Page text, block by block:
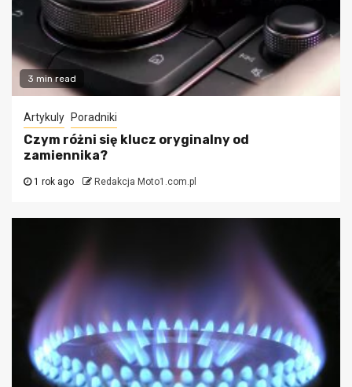
3 min read
Artykuly Poradniki
Czym różni się klucz oryginalny od
zamiennika?
1 rok ago Redakcja Moto1.com.pl